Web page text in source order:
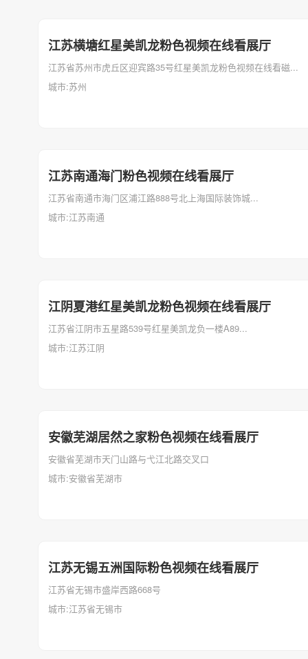
江苏横塘红星美凯龙粉色视频在线看展厅
江苏省苏州市虎丘区迎宾路35号红星美凯龙粉色视频在线看磁...
城市:苏州
江苏南通海门粉色视频在线看展厅
江苏省南通市海门区浦江路888号北上海国际装饰城...
城市:江苏南通
江阴夏港红星美凯龙粉色视频在线看展厅
江苏省江阴市五星路539号红星美凯龙负一楼A89...
城市:江苏江阴
安徽芜湖居然之家粉色视频在线看展厅
安徽省芜湖市天门山路与弋江北路交叉口
城市:安徽省芜湖市
江苏无锡五洲国际粉色视频在线看展厅
江苏省无锡市盛岸西路668号
城市:江苏省无锡市